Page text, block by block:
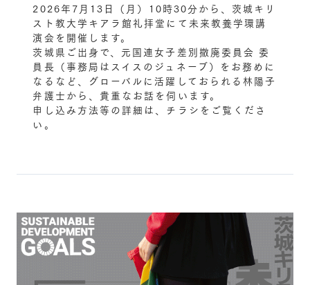
2026年7月13日（月）10時30分から、茨城キリ
スト教大学キアラ館礼拝堂にて未来教養学環講
演会を開催します。
茨城県ご出身で、元国連女子差別撤廃委員会 委
員長（事務局はスイスのジュネーブ）をお務めに
なるなど、グローバルに活躍しておられる林陽子
弁護士から、貴重なお話を伺います。
申し込み方法等の詳細は、チラシをご覧くださ
い。